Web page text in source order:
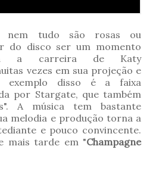
nem tudo são rosas ou
do disco ser um momento
a carreira de Katy
vezes em sua projeção e
exemplo disso é a faixa
por Stargate, que também
A música tem bastante
melodia e produção torna a
e pouco convincente.
mais tarde em "Champagne